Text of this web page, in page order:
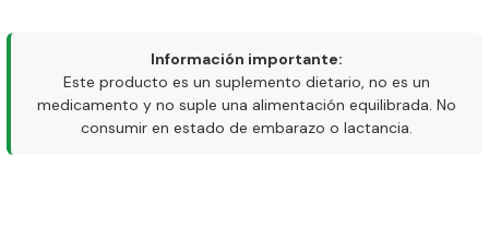
Información importante:
Este producto es un suplemento dietario, no es un
medicamento y no suple una alimentación equilibrada. No
consumir en estado de embarazo o lactancia.